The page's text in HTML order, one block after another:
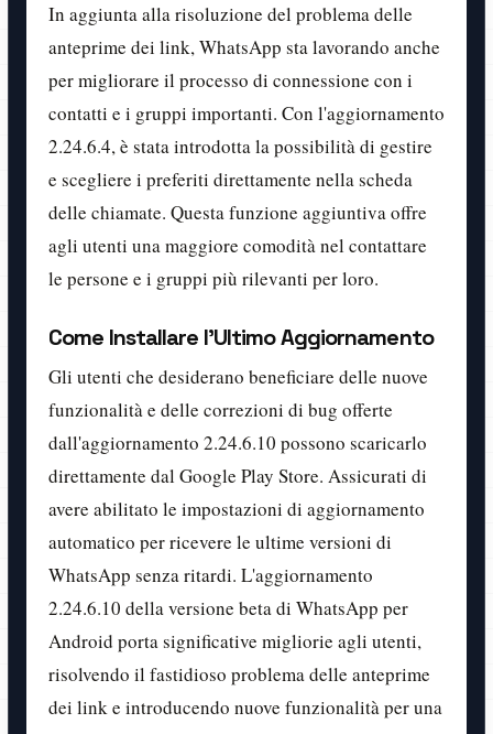
In aggiunta alla risoluzione del problema delle
anteprime dei link, WhatsApp sta lavorando anche
per migliorare il processo di connessione con i
contatti e i gruppi importanti. Con l'aggiornamento
2.24.6.4, è stata introdotta la possibilità di gestire
e scegliere i preferiti direttamente nella scheda
delle chiamate. Questa funzione aggiuntiva offre
agli utenti una maggiore comodità nel contattare
le persone e i gruppi più rilevanti per loro.
Come Installare l'Ultimo Aggiornamento
Gli utenti che desiderano beneficiare delle nuove
funzionalità e delle correzioni di bug offerte
dall'aggiornamento 2.24.6.10 possono scaricarlo
direttamente dal Google Play Store. Assicurati di
avere abilitato le impostazioni di aggiornamento
automatico per ricevere le ultime versioni di
WhatsApp senza ritardi. L'aggiornamento
2.24.6.10 della versione beta di WhatsApp per
Android porta significative migliorie agli utenti,
risolvendo il fastidioso problema delle anteprime
dei link e introducendo nuove funzionalità per una